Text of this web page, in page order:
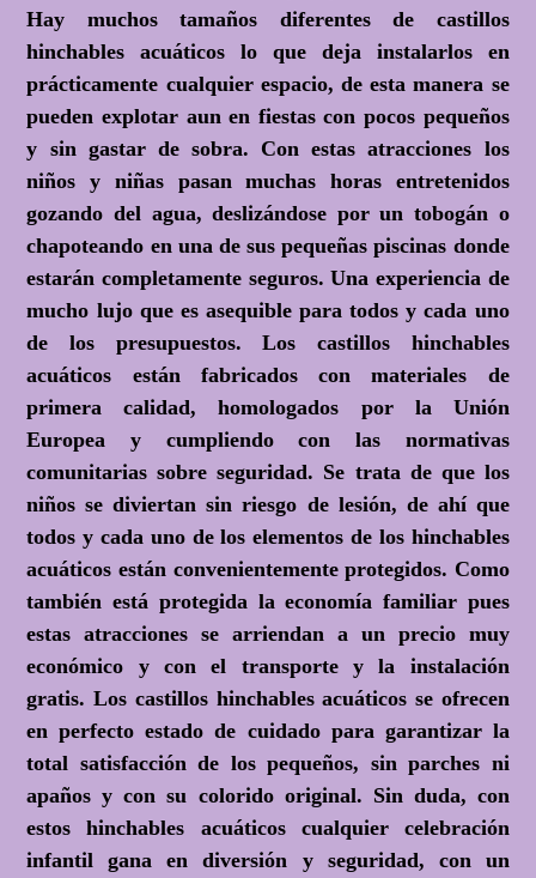
Hay muchos tamaños diferentes de castillos
hinchables acuáticos lo que deja instalarlos en
prácticamente cualquier espacio, de esta manera se
pueden explotar aun en fiestas con pocos pequeños
y sin gastar de sobra. Con estas atracciones los
niños y niñas pasan muchas horas entretenidos
gozando del agua, deslizándose por un tobogán o
chapoteando en una de sus pequeñas piscinas donde
estarán completamente seguros. Una experiencia de
mucho lujo que es asequible para todos y cada uno
de los presupuestos. Los castillos hinchables
acuáticos están fabricados con materiales de
primera calidad, homologados por la Unión
Europea y cumpliendo con las normativas
comunitarias sobre seguridad. Se trata de que los
niños se diviertan sin riesgo de lesión, de ahí que
todos y cada uno de los elementos de los hinchables
acuáticos están convenientemente protegidos. Como
también está protegida la economía familiar pues
estas atracciones se arriendan a un precio muy
económico y con el transporte y la instalación
gratis. Los castillos hinchables acuáticos se ofrecen
en perfecto estado de cuidado para garantizar la
total satisfacción de los pequeños, sin parches ni
apaños y con su colorido original. Sin duda, con
estos hinchables acuáticos cualquier celebración
infantil gana en diversión y seguridad, con un